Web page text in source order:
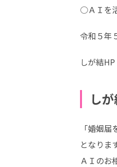
○ＡＩを
令和５年
しが結HP
し
「婚姻
となりま
ＡＩのお